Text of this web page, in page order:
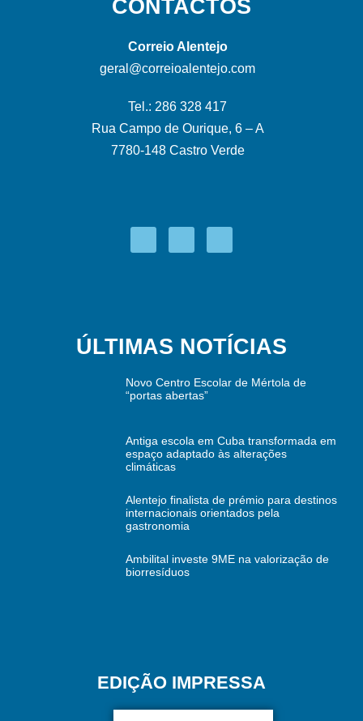
CONTACTOS
Correio Alentejo
geral@correioalentejo.com
Tel.: 286 328 417
Rua Campo de Ourique, 6 – A
7780-148 Castro Verde
ÚLTIMAS NOTÍCIAS
Novo Centro Escolar de Mértola de
“portas abertas”
Antiga escola em Cuba transformada em
espaço adaptado às alterações
climáticas
Alentejo finalista de prémio para destinos
internacionais orientados pela
gastronomia
Ambilital investe 9ME na valorização de
biorresíduos
EDIÇÃO IMPRESSA